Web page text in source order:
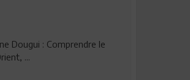
Dougui : Comprendre le
...